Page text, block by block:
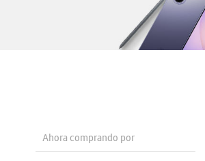
Ahora comprando por